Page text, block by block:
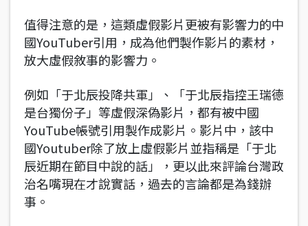
值得注意的是，這類虛假影片更被有影響力的中
國YouTuber引用，成為他們製作影片的素材，
放大虛假敘事的影響力。
例如「于北辰投降共軍」、「于北辰指控王瑞德
是台獨份子」等虛假深偽影片，都有被中國
YouTube帳號引用製作成影片。影片中，該中
國Youtuber除了放上虛假影片並指稱是「于北
辰近期在節目中說的話」，更以此來評論台灣政
治名嘴現在才說實話，過去的言論都是為錢辦
事。